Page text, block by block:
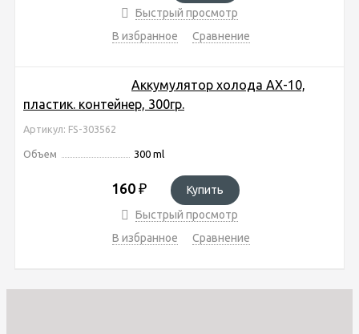
Быстрый просмотр
В избранное
Сравнение
Аккумулятор холода AX-10,
пластик. контейнер, 300гр.
Артикул: FS-303562
Объем 300 ml
160 ₽
Купить
Быстрый просмотр
В избранное
Сравнение